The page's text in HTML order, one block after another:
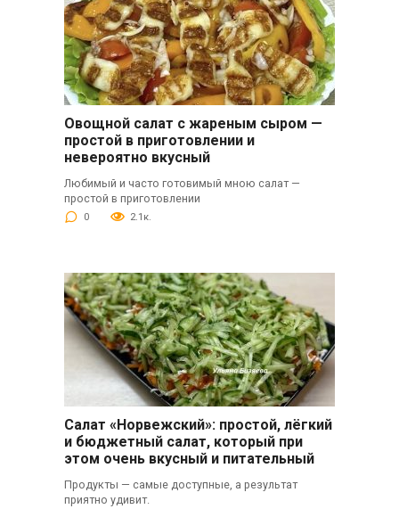
Овощной салат с жареным сыром —
простой в приготовлении и
невероятно вкусный
Любимый и часто готовимый мною салат —
простой в приготовлении
0 2.1к.
Салат «Норвежский»: простой, лёгкий
и бюджетный салат, который при
этом очень вкусный и питательный
Продукты — самые доступные, а результат
приятно удивит.